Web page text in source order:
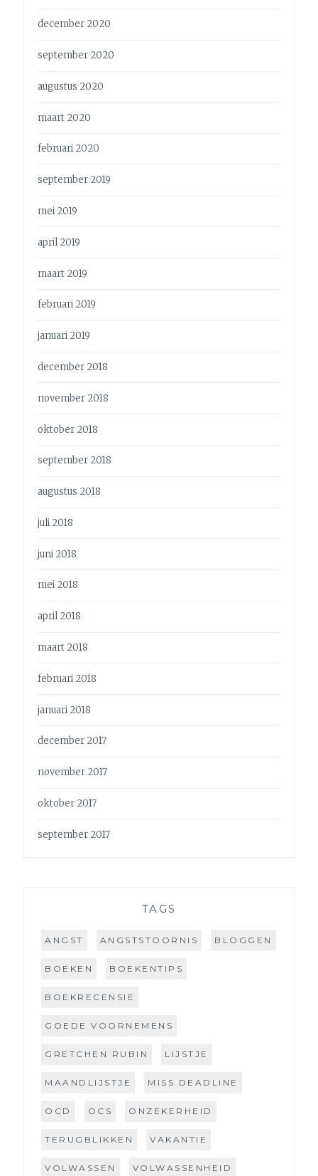
december 2020
september 2020
augustus 2020
maart 2020
februari 2020
september 2019
mei 2019
april 2019
maart 2019
februari 2019
januari 2019
december 2018
november 2018
oktober 2018
september 2018
augustus 2018
juli 2018
juni 2018
mei 2018
april 2018
maart 2018
februari 2018
januari 2018
december 2017
november 2017
oktober 2017
september 2017
TAGS
ANGST ANGSTSTOORNIS BLOGGEN
BOEKEN BOEKENTIPS
BOEKRECENSIE
GOEDE VOORNEMENS
GRETCHEN RUBIN LIJSTJE
MAANDLIJSTJE MISS DEADLINE
OCD OCS ONZEKERHEID
TERUGBLIKKEN VAKANTIE
VOLWASSEN VOLWASSENHEID